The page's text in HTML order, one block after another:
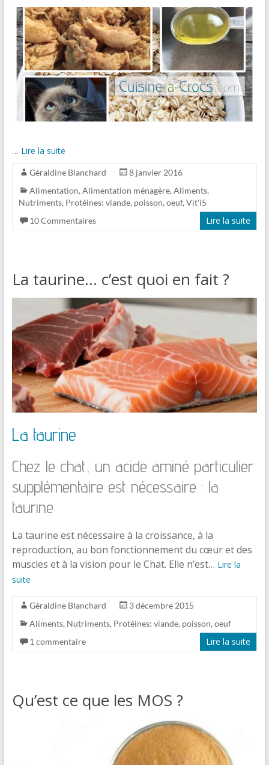
… Lire la suite
Géraldine Blanchard
8 janvier 2016
Alimentation,Alimentation ménagère,Aliments,
Nutriments, Protéines: viande, poisson, oeuf,Vit'i5
10 Commentaires
Lire la suite
La taurine… c’est quoi en fait ?
La taurine
Chez le chat, un acide aminé particulier
supplémentaire est nécessaire : la
taurine
La taurine est nécessaire à la croissance, à la
reproduction, au bon fonctionnement du cœur et des
muscles et à la vision pour le Chat. Elle n’est… Lire la
suite
Géraldine Blanchard
3 décembre 2015
Aliments, Nutriments, Protéines: viande, poisson, oeuf
1 commentaire
Lire la suite
Qu’est ce que les MOS ?